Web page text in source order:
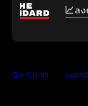
Our Clients คอร์ส